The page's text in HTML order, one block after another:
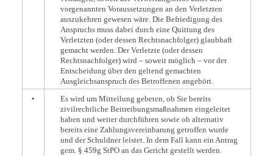
vorgenannten Voraussetzungen an den Verletzten
auszukehren gewesen wäre. Die Befriedigung des
Anspruchs muss dabei durch eine Quittung des
Verletzten (oder dessen Rechtsnachfolger) glaubhaft
gemacht werden. Der Verletzte (oder dessen
Rechtsnachfolger) wird – soweit möglich – vor der
Entscheidung über den geltend gemachten
Ausgleichsanspruch des Betroffenen angehört.
•
Es wird um Mitteilung gebeten, ob Sie bereits
zivilrechtliche Beitreibungsmaßnahmen eingeleitet
haben und weiter durchführen sowie ob alternativ
bereits eine Zahlungsvereinbarung getroffen wurde
und der Schuldner leistet. In dem Fall kann ein Antrag
gem. § 459g StPO an das Gericht gestellt werden.